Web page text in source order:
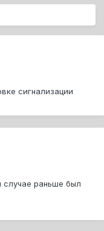
сигнализации
случае раньше был